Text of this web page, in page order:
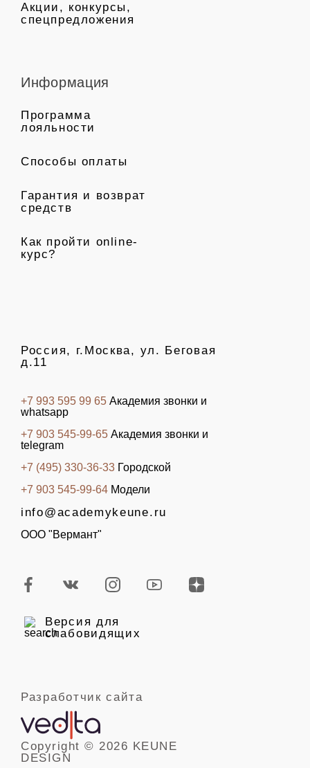
Акции, конкурсы,
спецпредложения
Информация
Программа
лояльности
Способы оплаты
Гарантия и возврат
средств
Как пройти online-
курс?
Россия, г.Москва, ул. Беговая
д.11
+7 993 595 99 65 Академия звонки и
whatsapp
+7 903 545-99-65 Академия звонки и
telegram
+7 (495) 330-36-33 Городской
+7 903 545-99-64 Модели
info@academykeune.ru
ООО "Вермант"
Версия для
слабовидящих
Разработчик сайта
Copyright © 2026 KEUNE
DESIGN